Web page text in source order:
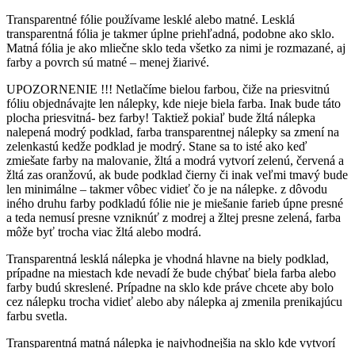
Transparentné fólie používame lesklé alebo matné. Lesklá
transparentná fólia je takmer úplne priehľadná, podobne ako sklo.
Matná fólia je ako mliečne sklo teda všetko za nimi je rozmazané, aj
farby a povrch sú matné – menej žiarivé.
UPOZORNENIE !!! Netlačíme bielou farbou, čiže na priesvitnú
fóliu objednávajte len nálepky, kde nieje biela farba. Inak bude táto
plocha priesvitná- bez farby! Taktiež pokiaľ bude žltá nálepka
nalepená modrý podklad, farba transparentnej nálepky sa zmení na
zelenkastú kedže podklad je modrý. Stane sa to isté ako keď
zmiešate farby na malovanie, žltá a modrá vytvorí zelenú, červená a
žltá zas oranžovú, ak bude podklad čierny či inak veľmi tmavý bude
len minimálne – takmer vôbec vidieť čo je na nálepke. z dôvodu
iného druhu farby podkladú fólie nie je miešanie farieb úpne presné
a teda nemusí presne vzniknúť z modrej a žltej presne zelená, farba
môže byť trocha viac žltá alebo modrá.
Transparentná lesklá nálepka je vhodná hlavne na biely podklad,
prípadne na miestach kde nevadí že bude chýbať biela farba alebo
farby budú skreslené. Prípadne na sklo kde práve chcete aby bolo
cez nálepku trocha vidieť alebo aby nálepka aj zmenila prenikajúcu
farbu svetla.
Transparentná matná nálepka je najvhodnejšia na sklo kde vytvorí